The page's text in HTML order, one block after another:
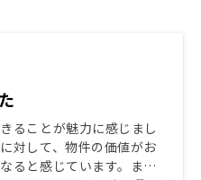
ることが魅力に感じまし
対して、物件の価値がお
ると感じています。また